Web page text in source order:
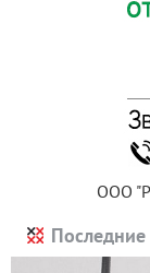
ООО
Последние